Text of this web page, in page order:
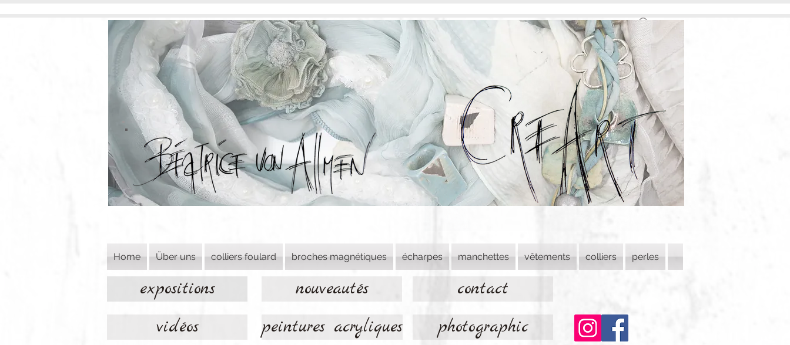
Home Über uns colliers foulard broches magnétiques écharpes manchettes vêtements colliers perles
expositions nouveautés
contact
vidéos
peintures acryliques photographic